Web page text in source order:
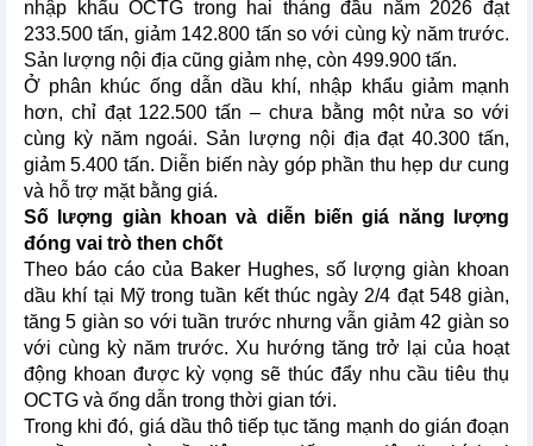
nhập khẩu OCTG trong hai tháng đầu năm 2026 đạt
233.500 tấn, giảm 142.800 tấn so với cùng kỳ năm trước.
Sản lượng nội địa cũng giảm nhẹ, còn 499.900 tấn.
Ở phân khúc ống dẫn dầu khí, nhập khẩu giảm mạnh
hơn, chỉ đạt 122.500 tấn – chưa bằng một nửa so với
cùng kỳ năm ngoái. Sản lượng nội địa đạt 40.300 tấn,
giảm 5.400 tấn. Diễn biến này góp phần thu hẹp dư cung
và hỗ trợ mặt bằng giá.
Số lượng giàn khoan và diễn biến giá năng lượng
đóng vai trò then chốt
Theo báo cáo của Baker Hughes, số lượng giàn khoan
dầu khí tại Mỹ trong tuần kết thúc ngày 2/4 đạt 548 giàn,
tăng 5 giàn so với tuần trước nhưng vẫn giảm 42 giàn so
với cùng kỳ năm trước. Xu hướng tăng trở lại của hoạt
động khoan được kỳ vọng sẽ thúc đẩy nhu cầu tiêu thụ
OCTG và ống dẫn trong thời gian tới.
Trong khi đó, giá dầu thô tiếp tục tăng mạnh do gián đoạn